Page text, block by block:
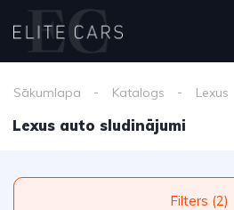
Sākumlapa Katalogs Lexus
Lexus auto sludinājumi
Filters (2)